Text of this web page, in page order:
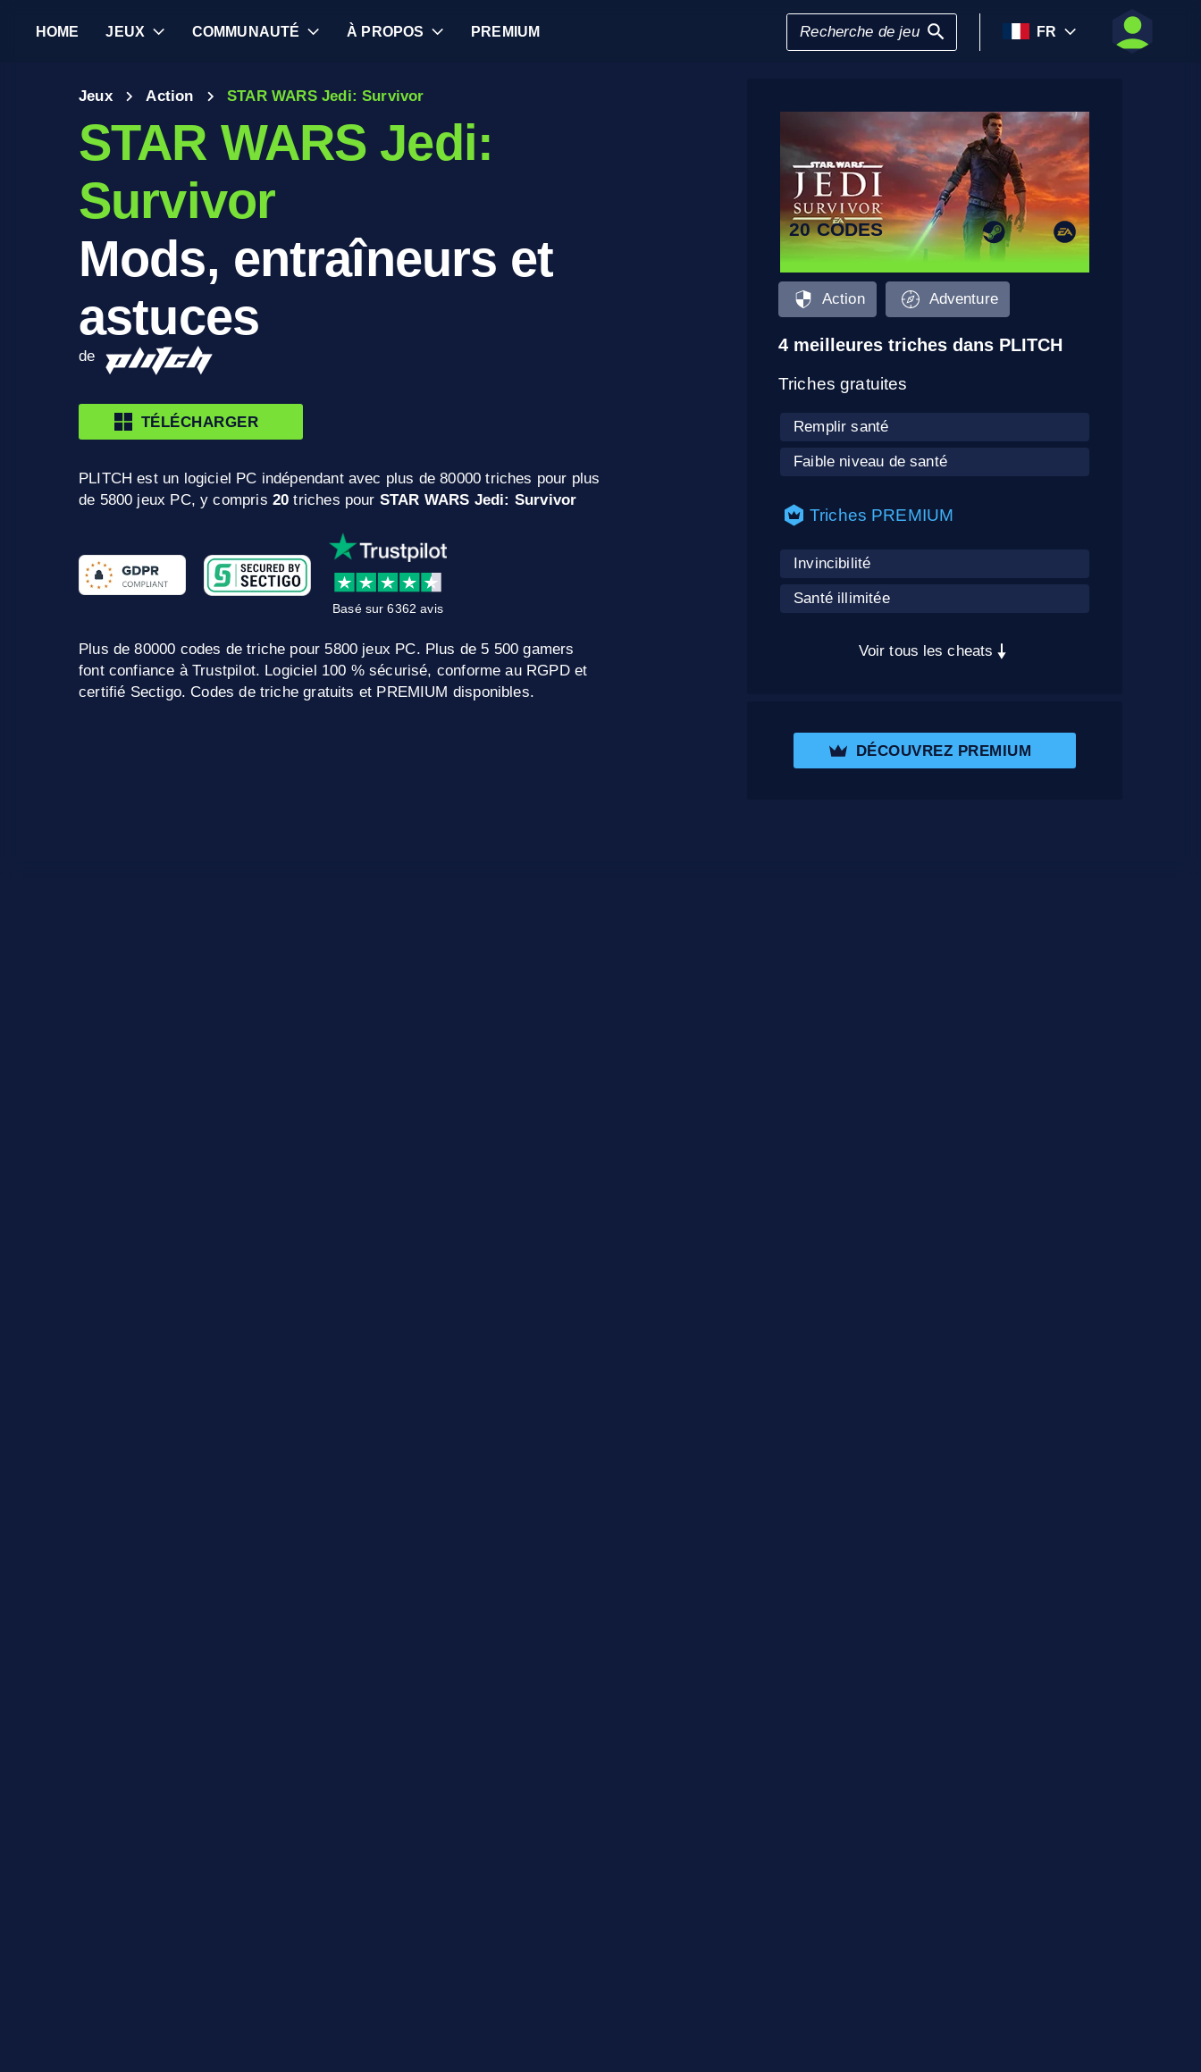
HOME JEUX COMMUNAUTÉ À PROPOS PREMIUM FR
Jeux Action STAR WARS Jedi: Survivor
STAR WARS Jedi:
Survivor
Mods, entraîneurs et
astuces
de
TÉLÉCHARGER
PLITCH est un logiciel PC indépendant avec plus de 80000 triches pour plus
de 5800 jeux PC, y compris 20 triches pour STAR WARS Jedi: Survivor
Basé sur 6362 avis
Plus de 80000 codes de triche pour 5800 jeux PC. Plus de 5 500 gamers
font confiance à Trustpilot. Logiciel 100 % sécurisé, conforme au RGPD et
certifié Sectigo. Codes de triche gratuits et PREMIUM disponibles.
20 CODES
Action Adventure
4 meilleures triches dans PLITCH
Triches gratuites
Remplir santé
Faible niveau de santé
Triches PREMIUM
Invincibilité
Santé illimitée
Voir tous les cheats
DÉCOUVREZ PREMIUM